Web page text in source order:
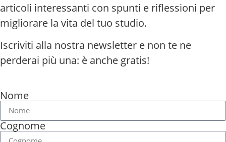
articoli interessanti con spunti e riflessioni per
migliorare la vita del tuo studio.
Iscriviti alla nostra newsletter e non te ne
perderai più una: è anche gratis!
Nome
Cognome